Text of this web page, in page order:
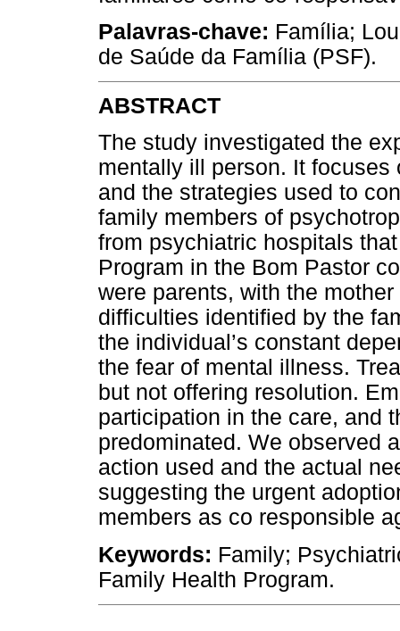
Palavras-chave: Família;
de Saúde da Família (PSF).
ABSTRACT
The study investigated the
mentally ill person. It
and the strategies used to
family members of
from psychiatric hospitals
Program in the Bom Pastor
were parents, with the
difficulties identified by the
the individual’s constant
the fear of mental illness.
but not offering resolution.
participation in the care, and
predominated. We observed
action used and the actual
suggesting the urgent
members as co responsible
Keywords: Family;
Family Health Program.